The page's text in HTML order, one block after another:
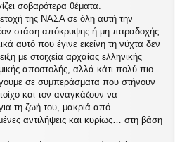
σοβαρότερα θέματα.
της ΝΑΣΑ σε όλη αυτή την
στάση απόκρυψης ή μη παραδοχής
αυτό που έγινε εκείνη τη νύχτα δεν
με στοιχεία αρχαίας ελληνικής
αποστολής, αλλά κάτι πολύ πιο
σε συμπεράσματα που στήνουν
και τον αναγκάζουν να
τη ζωή του, μακριά από
αντιλήψεις και κυρίως… στη βάση